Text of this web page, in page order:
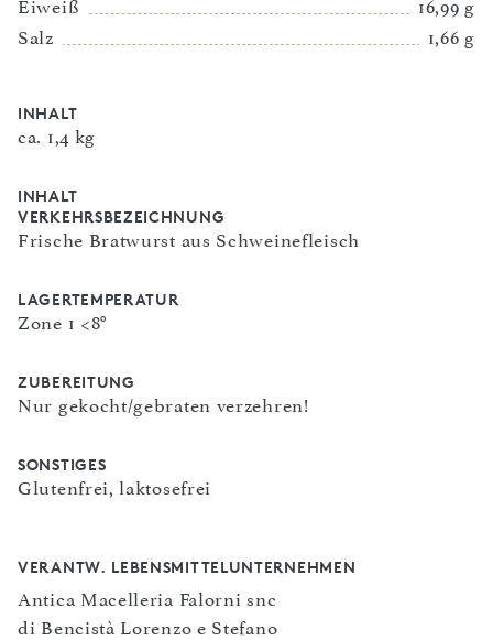
Eiweiß
16,99 g
Salz
1,66 g
INHALT
ca. 1,4 kg
INHALT
VERKEHRSBEZEICHNUNG
Frische Bratwurst aus Schweinefleisch
LAGERTEMPERATUR
Zone 1 <8°
ZUBEREITUNG
Nur gekocht/gebraten verzehren!
SONSTIGES
Glutenfrei, laktosefrei
VERANTW. LEBENSMITTELUNTERNEHMEN
Antica Macelleria Falorni snc
di Bencistà Lorenzo e Stefano